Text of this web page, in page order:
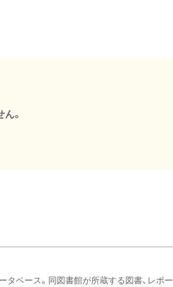
。
ベース。同図書館が所蔵する図書、レポー